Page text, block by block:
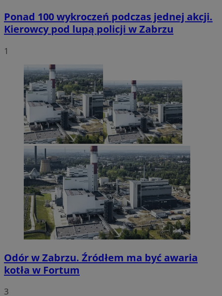
Ponad 100 wykroczeń podczas jednej akcji.
Kierowcy pod lupą policji w Zabrzu
1
Odór w Zabrzu. Źródłem ma być awaria
kotła w Fortum
3